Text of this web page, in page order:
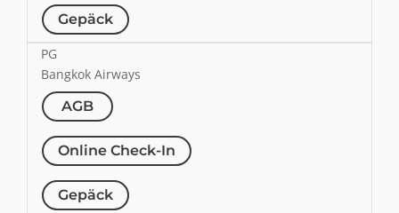
Gepäck
PG
Bangkok Airways
AGB
Online Check-In
Gepäck